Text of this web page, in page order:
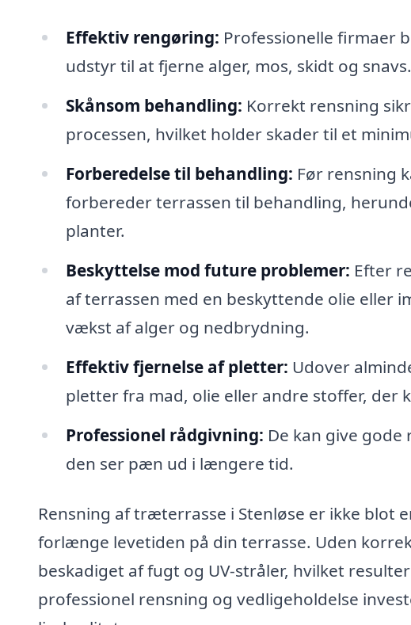
Effektiv rengøring: Professionelle firmaer
udstyr til at fjerne alger, mos, skidt og snavs.
Skånsom behandling: Korrekt rensning
processen, hvilket holder skader til et
Forberedelse til behandling: Før rensning
forbereder terrassen til behandling,
planter.
Beskyttelse mod future problemer: Efter
af terrassen med en beskyttende olie
vækst af alger og nedbrydning.
Effektiv fjernelse af pletter: Udover
pletter fra mad, olie eller andre stoffer, der
Professionel rådgivning: De kan give
den ser pæn ud i længere tid.
Rensning af træterrasse i Stenløse er ikke blot
forlænge levetiden på din terrasse. Uden
beskadiget af fugt og UV-stråler, hvilket
professionel rensning og vedligeholdelse